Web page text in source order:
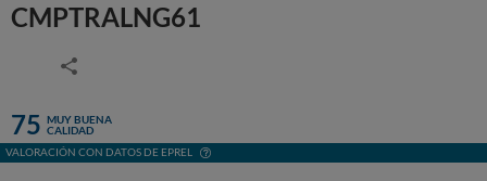
CMPTRALNG61
75 MUY BUENA
CALIDAD
VALORACIÓN CON DATOS DE EPREL